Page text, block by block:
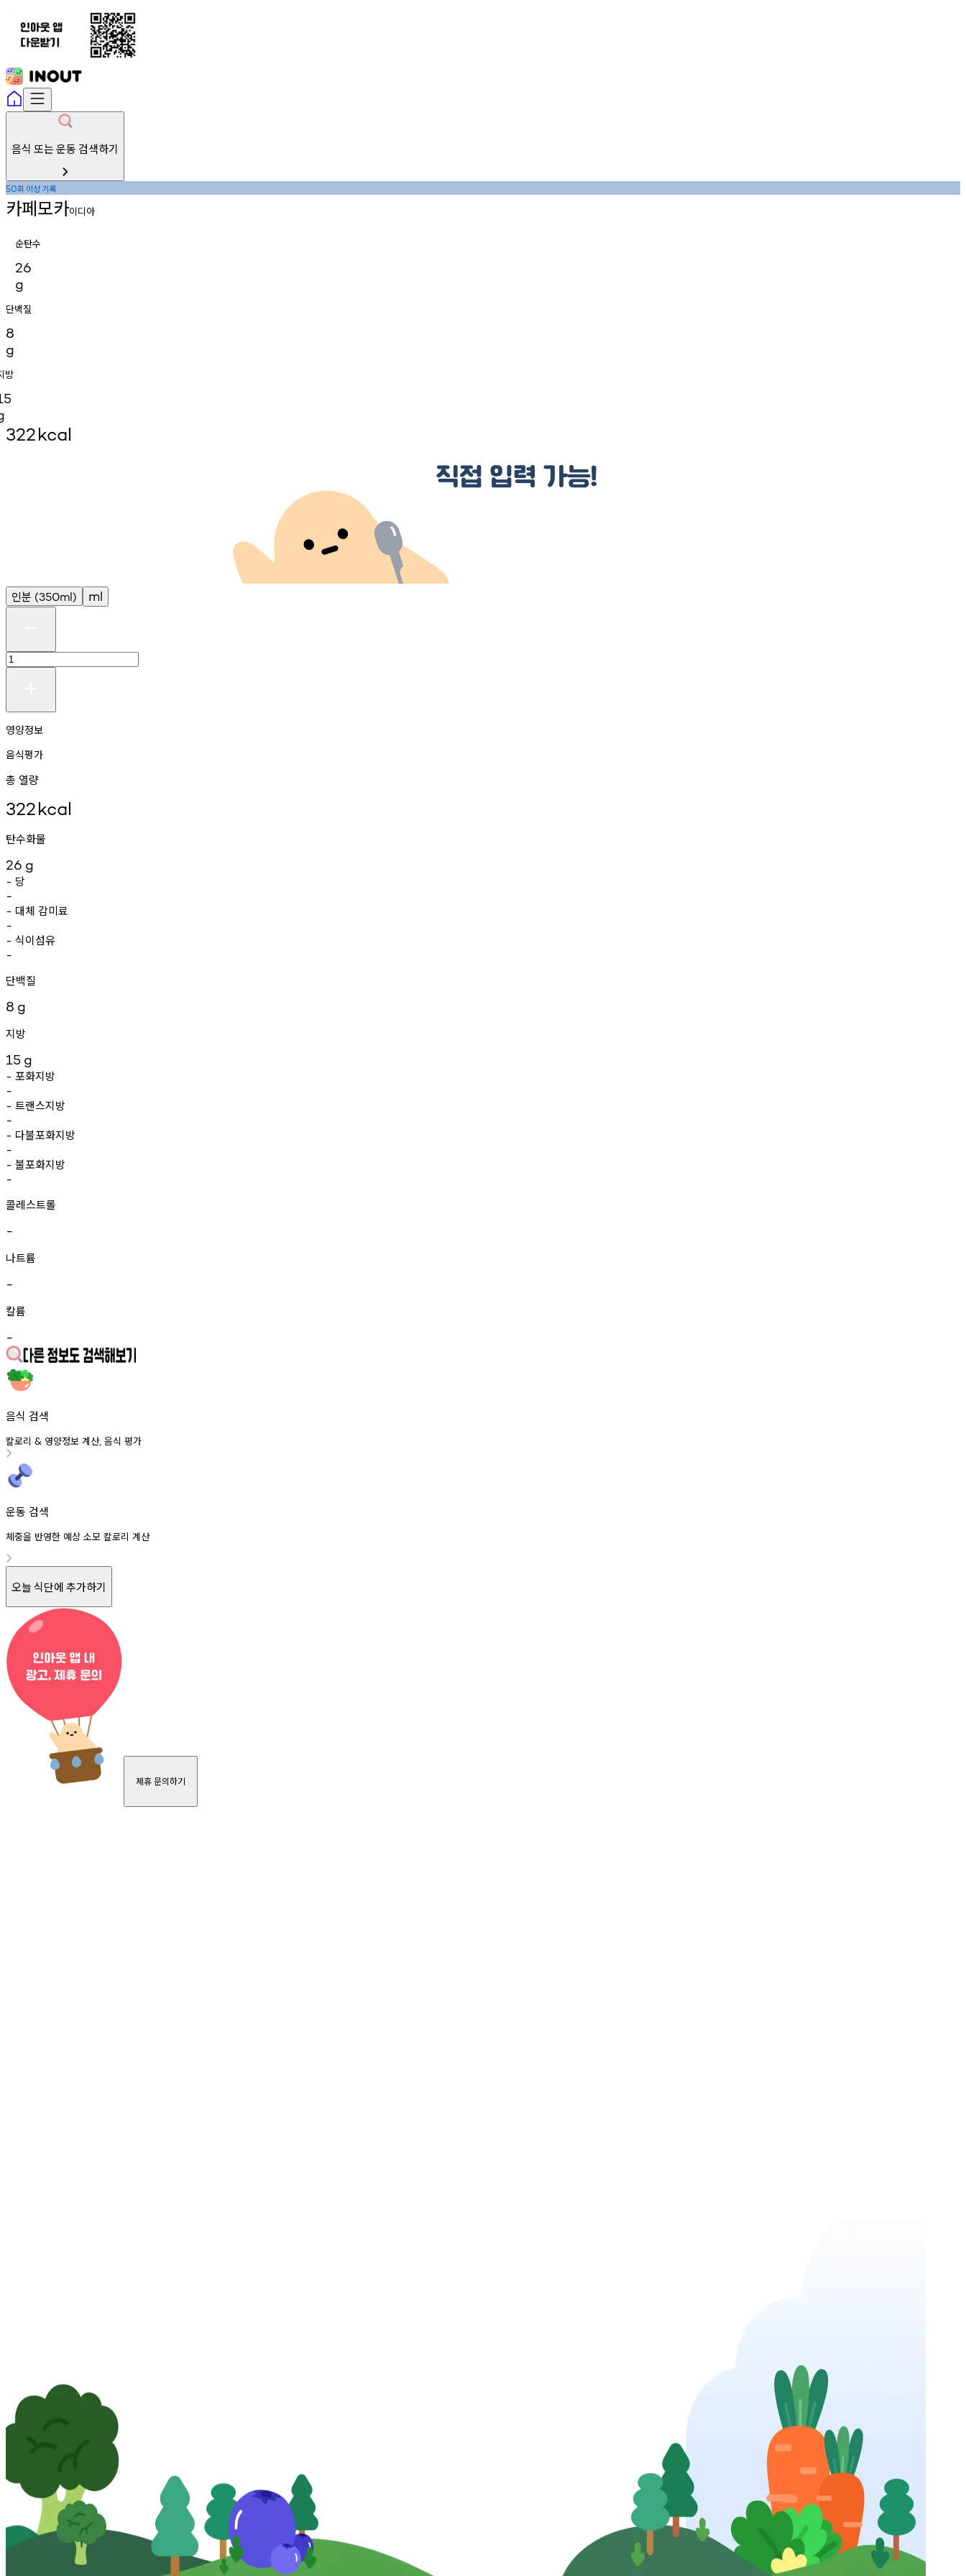
음식 또는 운동 검색하기
50회 이상기록
카페모카이디아
순탄수
26
g
단백질
8
g
방
322kcal
인분 (350ml) ml
영양정보
음식평가
총 열량
322kcal
탄수화물
26 g
- 당
-
- 대체 감미료
-
- 식이섬유
-
단백질
8 g
지방
15 g
- 포화지방
-
- 트랜스지방
-
- 다불포화지방
-
- 불포화지방
-
콜레스트롤
-
나트륨
-
칼륨
-
음식 검색
칼로리 & 영양정보 계산, 음식 평가
운동 검색
체중을 반영한 예상 소모 칼로리 계산
오늘 식단에 추가하기
제휴 문의하기